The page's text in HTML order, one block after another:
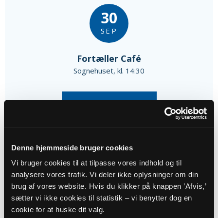
Denne hjemmeside bruger cookies
Vi bruger cookies til at tilpasse vores indhold og til
analysere vores trafik. Vi deler ikke oplysninger om din
brug af vores website. Hvis du klikker på knappen ’Afvis,’
sætter vi ikke cookies til statistik – vi benytter dog en
cookie for at huske dit valg.
30
SEP
Fortæller Café
Sognehuset, kl. 14:30
Alle arrangementer
Trinitatis
Trinitatis betyder treenighed på latin.